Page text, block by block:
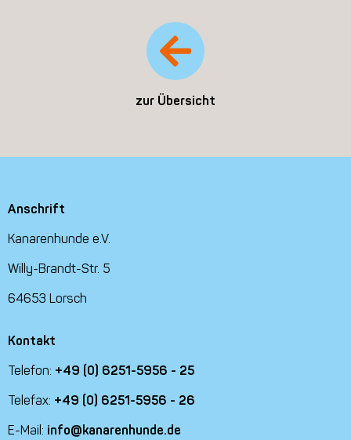
zur Übersicht
Anschrift
Kanarenhunde e.V.
Willy-Brandt-Str. 5
64653 Lorsch
Kontakt
Telefon: +49 (0) 6251-5956 - 25
Telefax: +49 (0) 6251-5956 - 26
E-Mail: info@kanarenhunde.de